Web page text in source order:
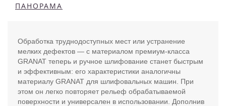
ПАНОРАМА
Обработка труднодоступных мест или устранение
мелких дефектов — с материалом премиум-класса
GRANAT теперь и ручное шлифование станет быстрым
и эффективным: его характеристики аналогичны
материалу GRANAT для шлифовальных машин. При
этом он легко повторяет рельеф обрабатываемой
поверхности и универсален в использовании. Дополнив